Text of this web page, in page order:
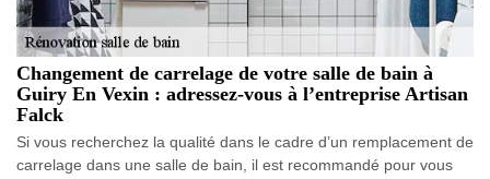
Changement de carrelage de votre salle de bain à
Guiry En Vexin : adressez-vous à l’entreprise Artisan
Falck
Si vous recherchez la qualité dans le cadre d’un remplacement de
carrelage dans une salle de bain, il est recommandé pour vous